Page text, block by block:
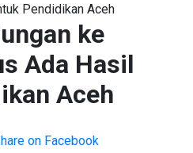
Pendidikan Aceh
ke
Ada Hasil
Aceh